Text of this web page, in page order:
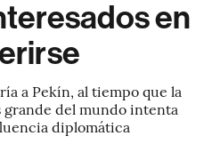
en
a Pekín, al tiempo que la
grande del mundo intenta
diplomática